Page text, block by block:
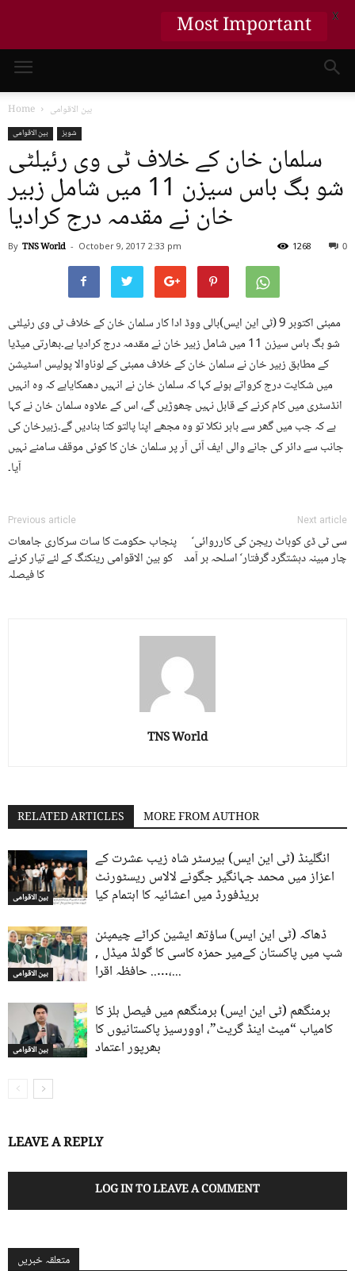
Home بین الاقوامی
بین الاقوامی شوبز
سلمان خان کے خلاف ٹی وی رئیلٹی
شو بگ باس سیزن 11 میں شامل زبیر
خان نے مقدمہ درج کرادیا
By TNS World - October 9, 2017 2:33 pm 0
1268
ممبئی اکتوبر 9 (ٹی این ایس)بالی ووڈ ادا کار سلمان خان کے خلاف ٹی وی رئیلٹی
شو بگ باس سیزن 11 میں شامل زبیر خان نے مقدمہ درج کرادیا ہے۔بھارتی میڈیا
کے مطابق زبیر خان نے سلمان خان کے خلاف ممبئی کے لوناوالا پولیس اسٹیشن
میں شکایت درج کرواتے ہوئے کہا کہ سلمان خان نے انہیں دھمکایاہے کہ وہ انہیں
انڈسٹری میں کام کرنے کے قابل نہیں چھوڑیں گے، اس کے علاوہ سلمان خان نے کہا
ہے کہ جب میں گھر سے باہر نکلا تو وہ مجھے اپنا پالتو کتا بنادیں گے۔زبیرخان کی
جانب سے دائر کی جانے والی ایف آئی آر پر سلمان خان کا کوئی موقف سامنے نہیں
آیا۔
Previous article
پنجاب حکومت کا سات سرکاری جامعات
کو بین الاقوامی رینکنگ کے لئے تیار کرنے
کا فیصلہ
Next article
سی ٹی ڈی کوہاٹ ریجن کی کارروائی ٗ
چار مبینہ دہشتگرد گرفتار ٗ اسلحہ بر آمد
TNS World
RELATED ARTICLES MORE FROM AUTHOR
بین الاقوامی
انگلینڈ (ٹی این ایس) بیرسٹر شاہ زیب عشرت کے
اعزاز میں محمد جہانگیر جگونے لالاس ریسٹورنٹ
بریڈفورڈ میں اعشائیہ کا اہتمام کیا
بین الاقوامی
ڈھاکہ (ٹی این ایس) ساؤتھ ایشین کراٹے چیمپئن
شپ میں پاکستان کےمیر حمزہ کاسی کا گولڈ میڈل ,
….. حافظہ اقرا،...
بین الاقوامی
برمنگھم (ٹی این ایس) برمنگھم میں فیصل ہلز کا
کامیاب “میٹ اینڈ گریٹ”، اوورسیز پاکستانیوں کا
بھرپور اعتماد
LEAVE A REPLY
LOG IN TO LEAVE A COMMENT
متعلقہ خبریں
Most Important X